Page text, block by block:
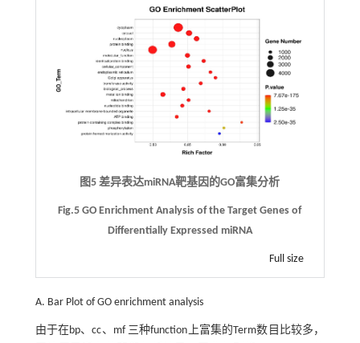
图5 差异表达miRNA靶基因的GO富集分析
Fig.5 GO Enrichment Analysis of the Target Genes of
Differentially Expressed miRNA
Full size
A. Bar Plot of GO enrichment analysis
由于在bp、cc、mf 三种function上富集的Term数目比较多，